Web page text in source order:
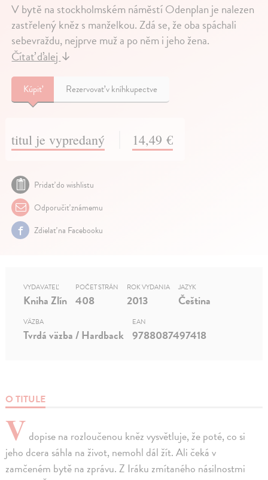
V bytě na stockholmském náměstí Odenplan je nalezen
zastřelený kněz s manželkou. Zdá se, že oba spáchali
sebevraždu, nejprve muž a po něm i jeho žena.
Čítať ďalej↓
Kúpiť Rezervovať v kníhkupectve
titul je vypredaný 14,49 €
Pridať do wishlistu
Odporučiť známemu
Zdielať na Facebooku
O TITULE
V dopise na rozloučenou kněz vysvětluje, že poté, co si
jeho dcera sáhla na život, nemohl dál žít. Ali čeká v
zamčeném bytě na zprávu. Z Iráku zmítaného násilnostmi
VYDAVATEĽ
Kniha Zlín
POČET STRÁN
408
ROK VYDANIA
2013
JAZYK
Čeština
VÄZBA
Tvrdá väzba / Hardback
EAN
9788087497418